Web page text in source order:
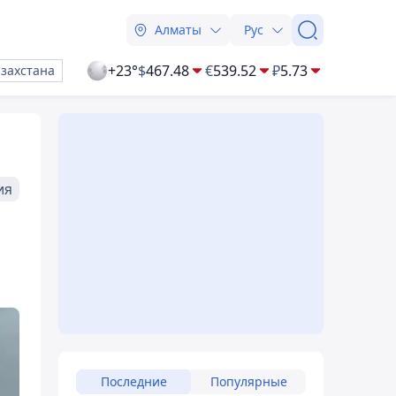
Алматы Рус
+23°$467.48 €539.52 ₽5.73
Последние Популярные